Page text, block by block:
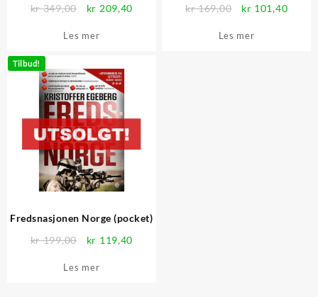
kr349,00
Opprinnelig
var:
kr 209,40 Nåværende
Les mer
kr169,00
Opprinnelig
var:
kr 101,40
Les mer
Tilbud!
Fredsnasjonen Norge (pocket)
kr199,00
Opprinnelig
var:
kr 119,40
Les mer